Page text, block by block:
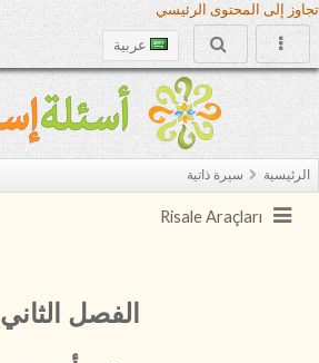
تجاوز إلى المحتوى الرئيسي
عربية
الرئيسية سيرة ذاتية
Risale Araçları
الفصل الثاني